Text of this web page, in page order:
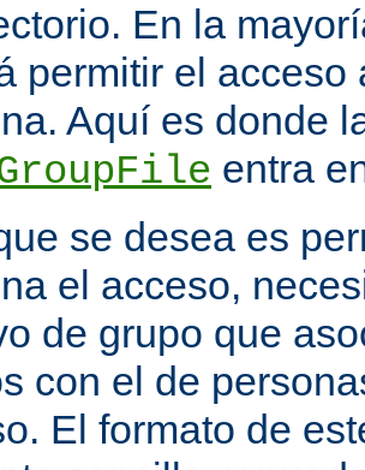
En la
permitir el acceso
Aquí es donde
entra
se desea es
el acceso,
de grupo que
con el de
El formato de